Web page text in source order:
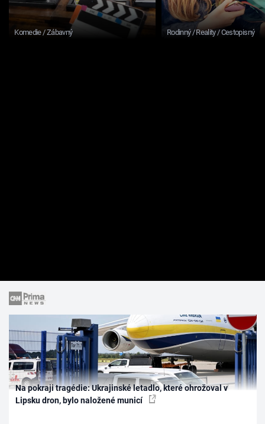
Komedie / Zábavný Rodinný / Reality / Cestopisný
Na pokraji tragédie: Ukrajinské letadlo, které ohrožoval v
Lipsku dron, bylo naložené municí